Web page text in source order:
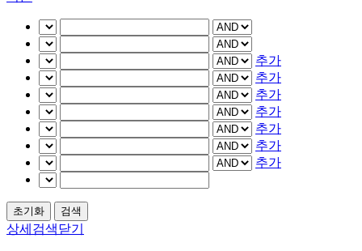
추가
추가
추가
추가
추가
추가
추가
상세검색닫기